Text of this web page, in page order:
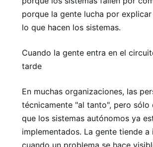
porque la gente lucha por
lo que hacen los sistemas.
Cuando la gente entra en el
tarde
En muchas organizaciones, las
técnicamente "al tanto", pero sólo
que los sistemas autónomos ya
implementados. La gente tiende a
cuando un problema se hace